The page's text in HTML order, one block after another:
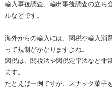
輸入事後調査、輸出事後調査の立ち
ルなどです。
海外からの輸入には、関税や輸入消
って規制がかかりますよね。
関税は、関税法や関税定率法など非
ます。
たとえば一例ですが、スナック菓子